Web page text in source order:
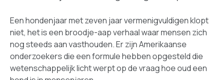
Een hondenjaar met zeven jaar vermenigvuldigen klopt
niet, het is een broodje-aap verhaal waar mensen zich
nog steeds aan vasthouden. Er zijn Amerikaanse
onderzoekers die een formule hebben opgesteld die
wetenschappelijk licht werpt op de vraag hoe oud een